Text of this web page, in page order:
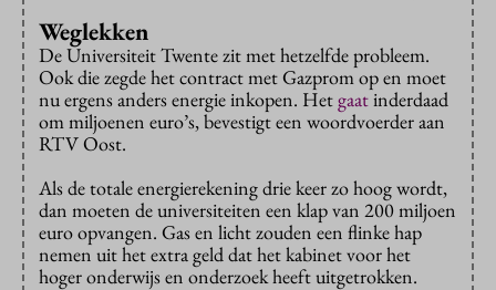
Weglekken
De Universiteit Twente zit met hetzelfde probleem.
Ook die zegde het contract met Gazprom op en moet
nu ergens anders energie inkopen. Hetgaatinderdaad
om miljoenen euro’s, bevestigt een woordvoerder aan
RTV Oost.
Als de totale energierekening drie keer zo hoog wordt,
dan moeten de universiteiten een klap van 200 miljoen
euro opvangen. Gas en licht zouden een flinke hap
nemen uit het extra geld dat het kabinet voor het
hoger onderwijs en onderzoek heeft uitgetrokken.